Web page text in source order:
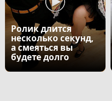
Ролик длится
несколько секунд,
а смеяться вы
будете долго